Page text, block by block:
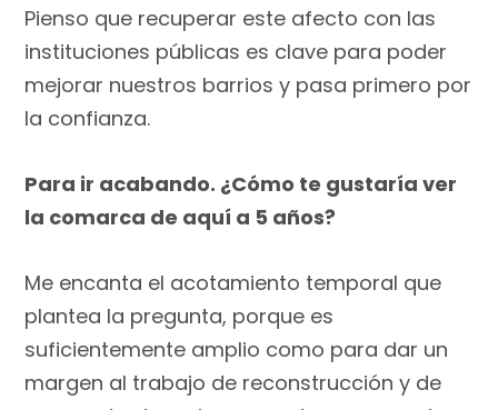
Pienso que recuperar este afecto con las
instituciones públicas es clave para poder
mejorar nuestros barrios y pasa primero por
la confianza.
Para ir acabando. ¿Cómo te gustaría ver
la comarca de aquí a 5 años?
Me encanta el acotamiento temporal que
plantea la pregunta, porque es
suficientemente amplio como para dar un
margen al trabajo de reconstrucción y de